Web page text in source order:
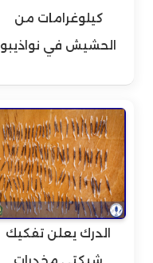
كيلوغرامات من
الحشيش في نواذيبو
الدرك يعلن تفكيك